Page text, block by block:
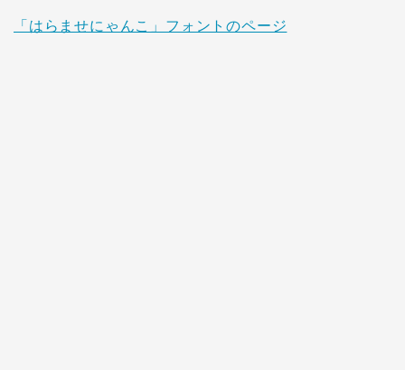
「はらませにゃんこ」フォントのページ